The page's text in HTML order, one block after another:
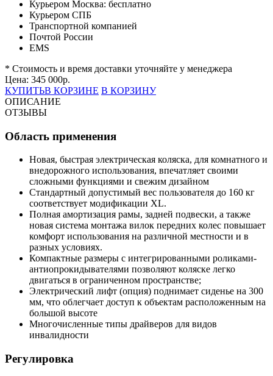
Курьером Москва: бесплатно
Курьером СПБ
Транспортной компанией
Почтой России
EMS
* Стоимость и время доставки уточняйте у менеджера
Цена: 345 000р.
КУПИТЬВ КОРЗИНЕ В КОРЗИНУ
ОПИСАНИЕ
ОТЗЫВЫ
Область применения
Новая, быстрая электрическая коляска, для комнатного и
внедорожного использования, впечатляет своими
сложными функциями и свежим дизайном
Стандартный допустимый вес пользователя до 160 кг
соответствует модификации XL.
Полная амортизация рамы, задней подвески, а также
новая система монтажа вилок передних колес повышает
комфорт использования на различной местности и в
разных условиях.
Компактные размеры с интегрированными роликами-
антиопрокидывателями позволяют коляске легко
двигаться в ограниченном пространстве;
Электрический лифт (опция) поднимает сиденье на 300
мм, что облегчает доступ к объектам расположенным на
большой высоте
Многочисленные типы драйверов для видов
инвалидности
Регулировка